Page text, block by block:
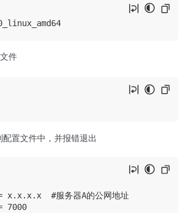
文件
置文件中，并报错退出
x.x.x.x  #服务器A的公网地址
7000